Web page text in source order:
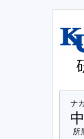
ナ
所